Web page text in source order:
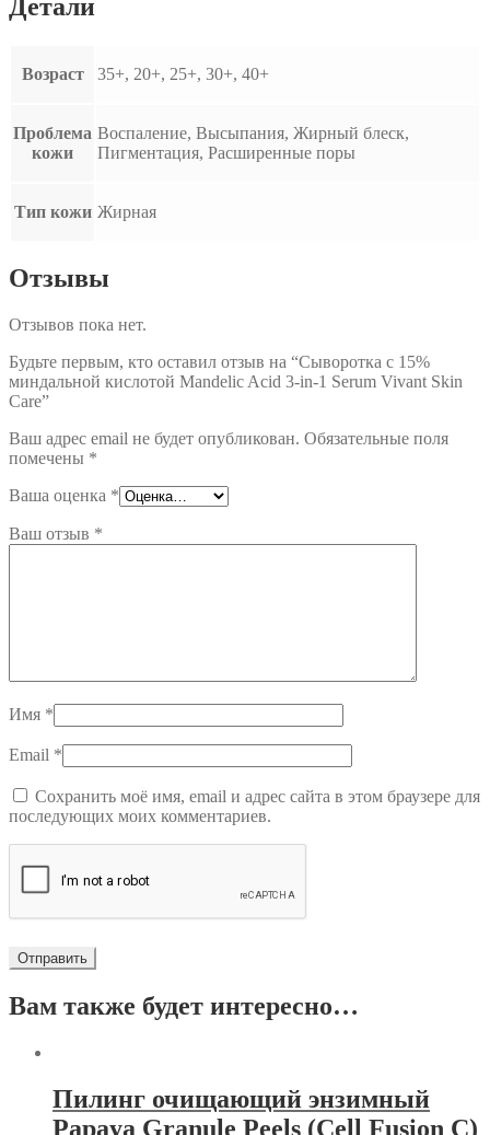
Детали
Возраст 35+, 20+, 25+, 30+, 40+
Проблема
кожи
Воспаление, Высыпания, Жирный блеск,
Пигментация, Расширенные поры
Тип кожи Жирная
Отзывы
Отзывов пока нет.
Будьте первым, кто оставил отзыв на “Сыворотка с 15%
миндальной кислотой Mandelic Acid 3-in-1 Serum Vivant Skin
Care”
Ваш адрес email не будет опубликован. Обязательные поля
помечены *
Ваша оценка *
Ваш отзыв *
Имя *
Email *
Сохранить моё имя, email и адрес сайта в этом браузере для
последующих моих комментариев.
Вам также будет интересно…
Пилинг очищающий энзимный
Papaya Granule Peels (Cell Fusion C)